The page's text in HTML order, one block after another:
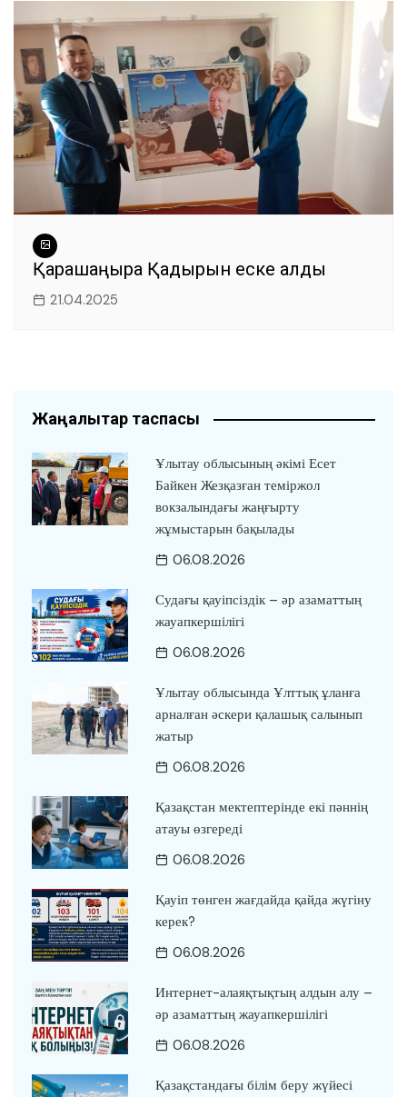
Қарашаңырақ Қадырын еске алды
21.04.2025
Жаңалықтар таспасы
Ұлытау облысының әкімі Есет
Байкен Жезқазған теміржол
вокзалындағы жаңғырту
жұмыстарын бақылады
06.08.2026
Судағы қауіпсіздік – әр азаматтың
жауапкершілігі
06.08.2026
Ұлытау облысында Ұлттық ұланға
арналған әскери қалашық салынып
жатыр
06.08.2026
Қазақстан мектептерінде екі пәннің
атауы өзгереді
06.08.2026
Қауіп төнген жағдайда қайда жүгіну
керек?
06.08.2026
Интернет-алаяқтықтың алдын алу –
әр азаматтың жауапкершілігі
06.08.2026
Қазақстандағы білім беру жүйесі